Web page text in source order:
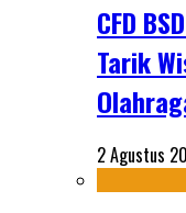
CFD
Tarik
2 Agustus